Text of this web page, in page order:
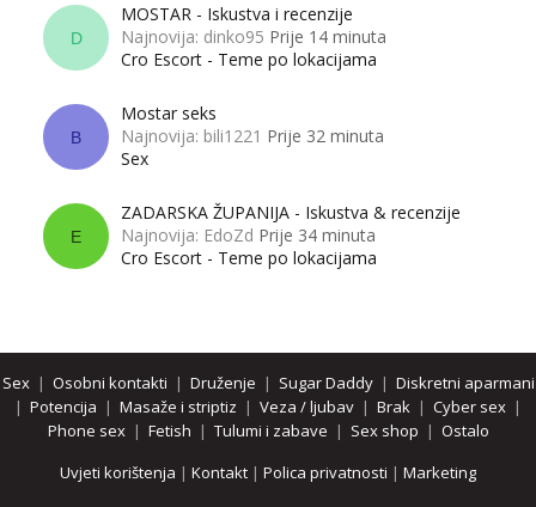
D
MOSTAR - Iskustva i recenzije
Najnovija: dinko95 Prije 14 minuta
Cro Escort - Teme po lokacijama
B
Mostar seks
Najnovija: bili1221 Prije 32 minuta
Sex
E
ZADARSKA ŽUPANIJA - Iskustva & recenzije
Najnovija: EdoZd Prije 34 minuta
Cro Escort - Teme po lokacijama
Sex| Osobni kontakti | Druženje | Sugar Daddy| Diskretni aparmani
| Potencija | Masaže i striptiz | Veza / ljubav | Brak | Cyber sex |
Phone sex| Fetish | Tulumi i zabave | Sex shop | Ostalo
Uvjeti korištenja | Kontakt | Polica privatnosti | Marketing